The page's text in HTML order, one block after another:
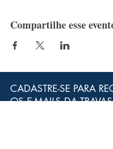
Compartilhe esse
CADASTRE-SE PARA
OS E-MAILS DA